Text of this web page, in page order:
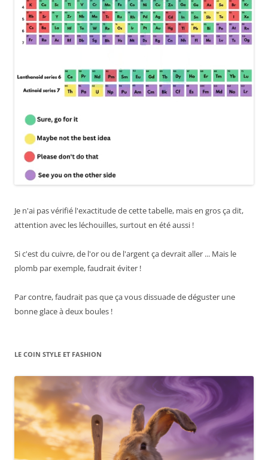
Je n'ai pas vérifié l'exactitude de cette tabelle, mais en gros ça dit,
attention avec les léchouilles, surtout en été aussi !
Si c'est du cuivre, de l'or ou de l'argent ça devrait aller ... Mais le
plomb par exemple, faudrait éviter !
Par contre, faudrait pas que ça vous dissuade de déguster une
bonne glace à deux boules !
LE COIN STYLE ET FASHION